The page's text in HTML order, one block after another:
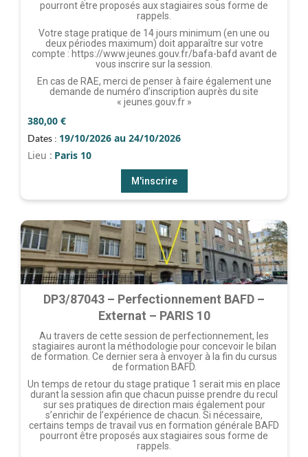
pourront être proposés aux stagiaires sous forme de
rappels.
Votre stage pratique de 14 jours minimum (en une ou
deux périodes maximum) doit apparaître sur votre
compte : https://www.jeunes.gouv.fr/bafa-bafd avant de
vous inscrire sur la session.
En cas de RAE, merci de penser à faire également une
demande de numéro d’inscription auprès du site
« jeunes.gouv.fr »
380,00 €
Dates : 19/10/2026 au 24/10/2026
Lieu : Paris 10
M'inscrire
DP3/87043 – Perfectionnement BAFD –
Externat – PARIS 10
Au travers de cette session de perfectionnement, les
stagiaires auront la méthodologie pour concevoir le bilan
de formation. Ce dernier sera à envoyer à la fin du cursus
de formation BAFD.
Un temps de retour du stage pratique 1 serait mis en place
durant la session afin que chacun puisse prendre du recul
sur ses pratiques de direction mais également pour
s’enrichir de l’expérience de chacun. Si nécessaire,
certains temps de travail vus en formation générale BAFD
pourront être proposés aux stagiaires sous forme de
rappels.